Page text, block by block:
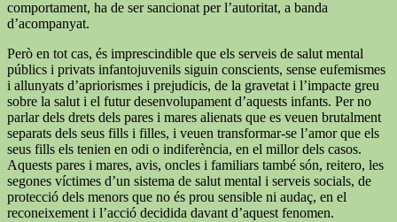
comportament, ha de ser sancionat per l’autoritat, a banda
d’acompanyat.
Però en tot cas, és imprescindible que els serveis de salut mental
públics i privats infantojuvenils siguin conscients, sense eufemismes
i allunyats d’apriorismes i prejudicis, de la gravetat i l’impacte greu
sobre la salut i el futur desenvolupament d’aquests infants. Per no
parlar dels drets dels pares i mares alienats que es veuen brutalment
separats dels seus fills i filles, i veuen transformar-se l’amor que els
seus fills els tenien en odi o indiferència, en el millor dels casos.
Aquests pares i mares, avis, oncles i familiars també són, reitero, les
segones víctimes d’un sistema de salut mental i serveis socials, de
protecció dels menors que no és prou sensible ni audaç, en el
reconeixement i l’acció decidida davant d’aquest fenomen.